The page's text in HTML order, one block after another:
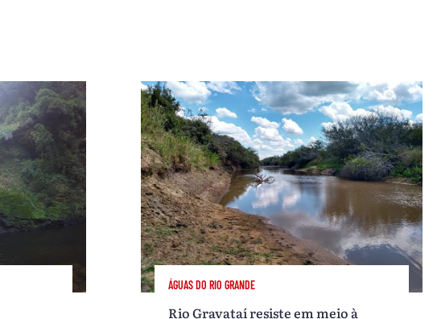
ÁGUAS DO RIO GRANDE
Rio Gravataí resiste em meio à